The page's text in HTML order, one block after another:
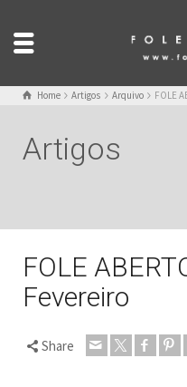
Home Artigos Arquivo FOLE
Artigos
FOLE
Fevereiro
Share